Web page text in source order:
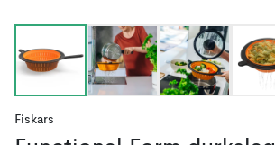
Fiskars